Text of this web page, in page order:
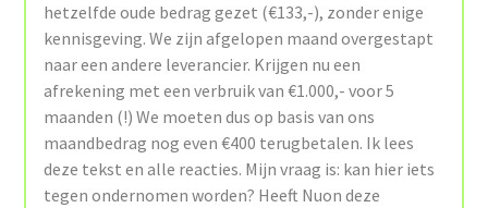
hetzelfde oude bedrag gezet (€133,-), zonder enige
kennisgeving. We zijn afgelopen maand overgestapt
naar een andere leverancier. Krijgen nu een
afrekening met een verbruik van €1.000,- voor 5
maanden (!) We moeten dus op basis van ons
maandbedrag nog even €400 terugbetalen. Ik lees
deze tekst en alle reacties. Mijn vraag is: kan hier iets
tegen ondernomen worden? Heeft Nuon deze